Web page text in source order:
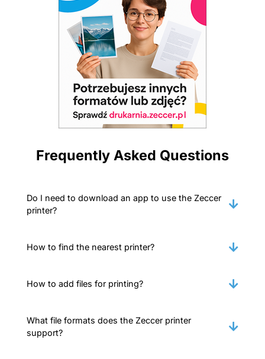
Frequently Asked Questions
Do I need to download an app to use the Zeccer
printer?
How to find the nearest printer?
How to add files for printing?
What file formats does the Zeccer printer
support?